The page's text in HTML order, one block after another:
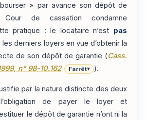
» par avance son dépôt de
de cassation condamne
pratique : le locataire n’est pas
les derniers loyers en vue d’obtenir la
de son dépôt de garantie (Cass.
n° 98-10.162 l'arrêt▾ ).
par la nature distincte des deux
de payer le loyer et
le dépôt de garantie n’ont ni la